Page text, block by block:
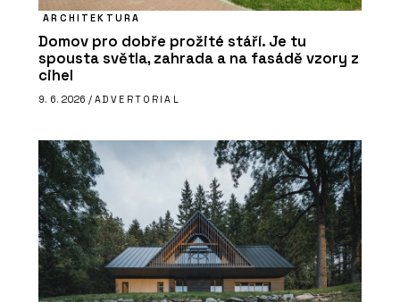
ARCHITEKTURA
Domov pro dobře prožité stáří. Je tu
spousta světla, zahrada a na fasádě vzory z
cihel
9. 6. 2026 / ADVERTORIAL